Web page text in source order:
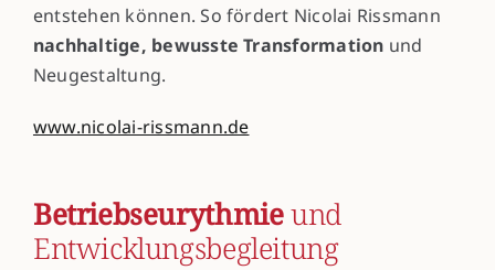
entstehen können. So fördert Nicolai Rissmann
nachhaltige, bewusste Transformation und
Neugestaltung.
www.nicolai-rissmann.de
Betriebseurythmieund
Entwicklungsbegleitung